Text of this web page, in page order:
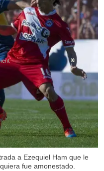
a Ezequiel Ham que le
fue amonestado.
X